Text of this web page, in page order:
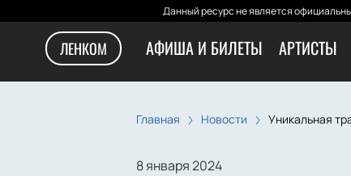
Данный ресурс не является
ЛЕНКОМ АФИША И БИЛЕТЫ АРТИСТЫ
Главная Новости Уникальная
8 января 2024